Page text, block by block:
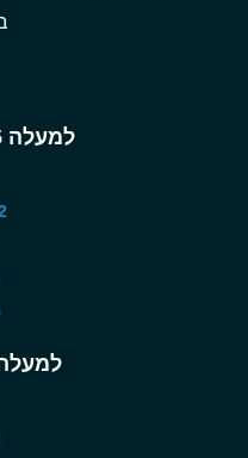
למעלה 5 תחנת רדיו
למעלה 5